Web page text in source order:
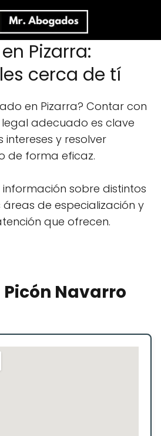
Pizarra:
cerca de tí
en Pizarra? Contar con
adecuado es clave
y resolver
de forma eficaz.
sobre distintos
áreas de especialización y
que ofrecen.
Navarro